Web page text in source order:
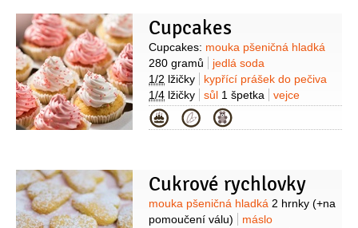
Cupcakes
Suroviny
Cupcakes: mouka pšeničná hladká
280 gramů
jedlá soda
1/2 lžičky
kypřící prášek do pečiva
1/4 lžičky sůl 1 špetka
vejce
2 kusy
cukr180 gramů
125 mililitrů
mléko
250 gramů
(Philadelphia, nebo
Buko)
cukr moučkový
50 gramů
maliny100 gramů
Kategorie
Cukrové rychlovky
Suroviny
mouka pšeničná hladká 2 hrnky (+na
pomoučení válu)
máslo